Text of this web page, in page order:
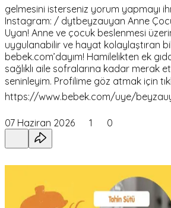
gelmesini isterseniz yorum yapmayı
Instagram: / dytbeyzauyan Anne
Uyan! Anne ve çocuk beslenmesi
uygulanabilir ve hayat kolaylaştıran
bebek.com’dayım! Hamilelikten ek
sağlıklı aile sofralarına kadar merak
seninleyim. Profilime göz atmak için
https://www.bebek.com/uye/
07 Haziran 2026 1 0